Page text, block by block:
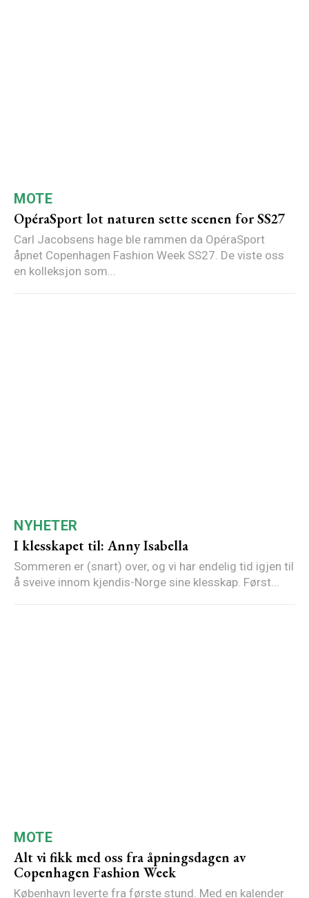
MOTE
OpéraSport lot naturen sette scenen for SS27
Carl Jacobsens hage ble rammen da OpéraSport
åpnet Copenhagen Fashion Week SS27. De viste oss
en kolleksjon som...
NYHETER
I klesskapet til: Anny Isabella
Sommeren er (snart) over, og vi har endelig tid igjen til
å sveive innom kjendis-Norge sine klesskap. Først...
MOTE
Alt vi fikk med oss fra åpningsdagen av
Copenhagen Fashion Week
København leverte fra første stund. Med en kalender